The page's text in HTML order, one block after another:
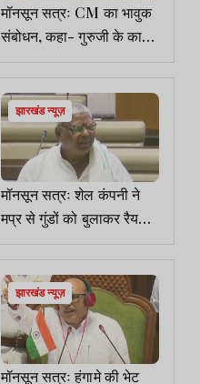
मॉनसून सत्रः CM का भावुक
संबोधन, कहा- गुरुजी के कार्य
सिर्फ झारखंड तक ही नहीं
देशव्यापी रही है
झारखंड न्यूज़
मॉनसून सत्रः शेल कंपनी ने
मप्र से गुंडों को बुलाकर रैयतों
को पिटवायाः मथुरा महतो
झारखंड न्यूज़
मॉनसून सत्रः हंगामे की भेट